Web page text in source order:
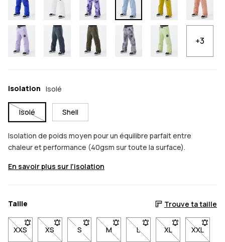
+3
Isolation Isolé
Isolé Shell
Isolation de poids moyen pour un équilibre parfait entre
chaleur et performance (40gsm sur toute la surface).
En savoir plus sur l'isolation
Taille Trouve ta taille
XXS- Taille XXS non disponible. Cliquez pour être averti
XS- Taille XS non disponible. Cliquez pour être averti
S- Taille S non disponible. Cliquez pour être
M- Taille M non disponible. Cliquez
L- Taille L non disponible.
XL- Taille XL non
XXL- Taille